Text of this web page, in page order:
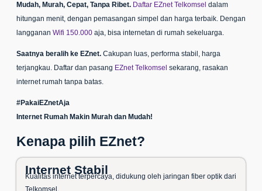
Mudah, Murah, Cepat, Tanpa Ribet. Daftar EZnet Telkomsel dalam
hitungan menit, dengan pemasangan simpel dan harga terbaik. Dengan
langganan Wifi 150.000 aja, bisa internetan di rumah sekeluarga.
Saatnya beralih ke EZnet. Cakupan luas, performa stabil, harga
terjangkau. Daftar dan pasang EZnet Telkomsel sekarang, rasakan
internet rumah tanpa batas.
#PakaiEZnetAja
Internet Rumah Makin Murah dan Mudah!
Kenapa pilih EZnet?
Internet Stabil
Kualitas internet terpercaya, didukung oleh jaringan fiber optik dari
Telkomsel.